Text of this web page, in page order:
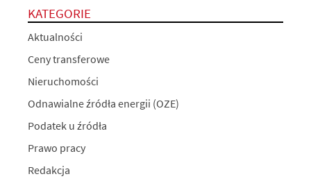
KATEGORIE
Aktualności
Ceny transferowe
Nieruchomości
Odnawialne źródła energii (OZE)
Podatek u źródła
Prawo pracy
Redakcja